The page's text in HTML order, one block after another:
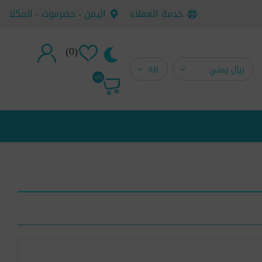
خدمة العملاء اليمن - حضرموت - المكلا
(0)
تسجيل جديد(0)